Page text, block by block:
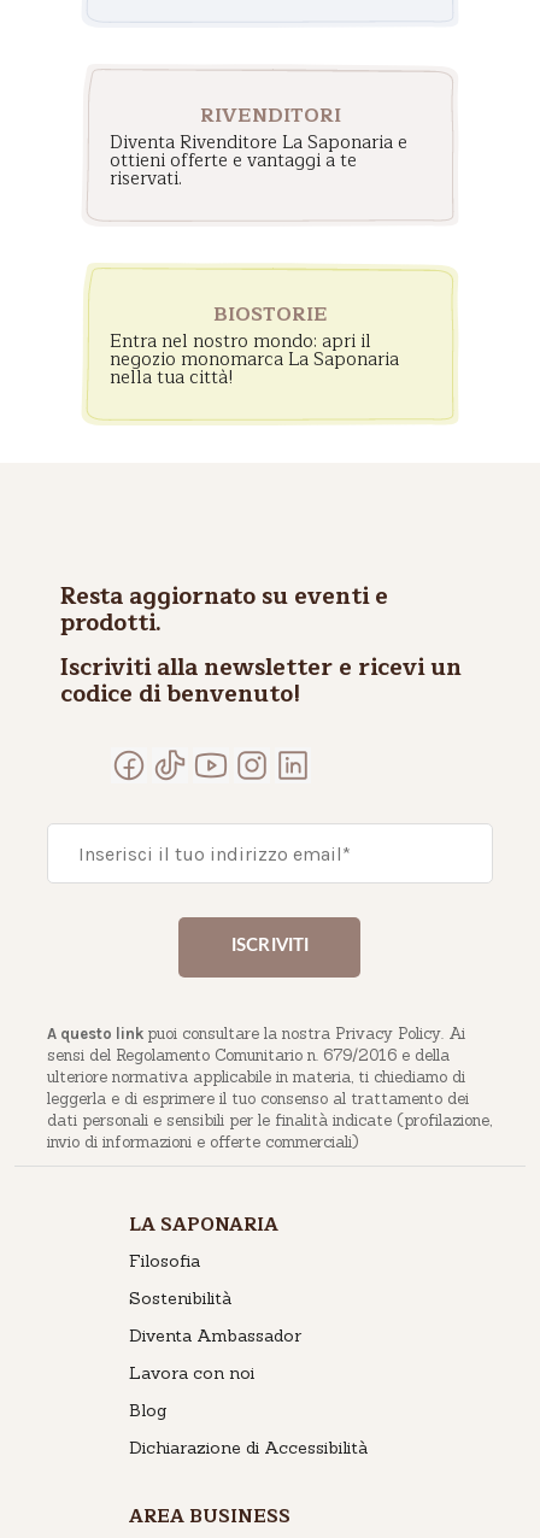
dalla volontà di far
di genere. Opera sul campo
prevenzione di un
divenuto sistemico e per
percezione culturale del
sensibilizzazione e la ricerca
forme efficaci di
Iscriviti all'evento
RIVENDITORI
Diventa Rivenditore La Saponaria e
ottieni offerte e vantaggi a te
riservati.
BIOSTORIE
Entra nel nostro mondo: apri il
negozio monomarca La Saponaria
nella tua città!
Resta aggiornato su eventi e
prodotti.
Iscriviti alla newsletter e ricevi un
codice di benvenuto!
A questo link puoi consultare la nostra Privacy Policy. Ai
sensi del Regolamento Comunitario n. 679/2016 e della
ulteriore normativa applicabile in materia, ti chiediamo di
leggerla e di esprimere il tuo consenso al trattamento dei
dati personali e sensibili per le finalità indicate (profilazione,
invio di informazioni e offerte commerciali)
LA SAPONARIA
Filosofia
Sostenibilità
Diventa Ambassador
Lavora con noi
Blog
Dichiarazione di Accessibilità
AREA BUSINESS